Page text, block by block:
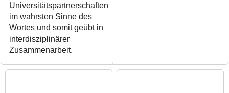
Universitätspartnerschaften
im wahrsten Sinne des
Wortes und somit geübt in
interdisziplinärer
Zusammenarbeit.